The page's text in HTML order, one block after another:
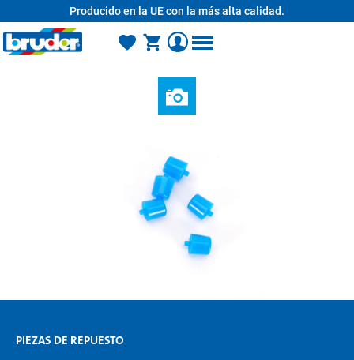
Producido en la UE con la más alta calidad.
PIEZAS DE REPUESTO